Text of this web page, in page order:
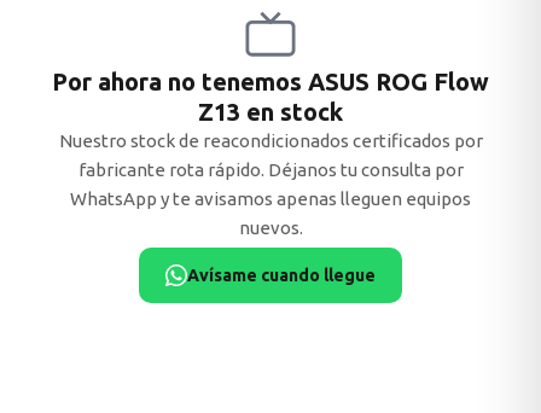
Por ahora no tenemos ASUS ROG Flow
Z13 en stock
Nuestro stock de reacondicionados certificados por
fabricante rota rápido. Déjanos tu consulta por
WhatsApp y te avisamos apenas lleguen equipos
nuevos.
Avísame cuando llegue